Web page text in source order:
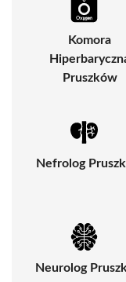
Komora
Pruszków
Nefrolog
Neurolog